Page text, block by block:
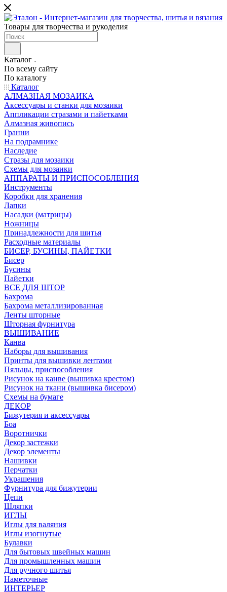
Товары для творчества и рукоделия
Каталог
По всему сайту
По каталогу
Каталог
АЛМАЗНАЯ МОЗАИКА
Аксессуары и станки для мозаики
Аппликации стразами и пайетками
Алмазная живопись
Гранни
На подрамнике
Наследие
Стразы для мозаики
Схемы для мозаики
АППАРАТЫ И ПРИСПОСОБЛЕНИЯ
Инструменты
Коробки для хранения
Лапки
Насадки (матрицы)
Ножницы
Принадлежности для шитья
Расходные материалы
БИСЕР, БУСИНЫ, ПАЙЕТКИ
Бисер
Бусины
Пайетки
ВСЕ ДЛЯ ШТОР
Бахрома
Бахрома металлизированная
Ленты шторные
Шторная фурнитура
ВЫШИВАНИЕ
Канва
Наборы для вышивания
Принты для вышивки лентами
Пяльцы, приспособления
Рисунок на канве (вышивка крестом)
Рисунок на ткани (вышивка бисером)
Схемы на бумаге
ДЕКОР
Бижутерия и аксессуары
Боа
Воротнички
Декор застежки
Декор элементы
Нашивки
Перчатки
Украшения
Фурнитура для бижутерии
Цепи
Шляпки
ИГЛЫ
Иглы для валяния
Иглы изогнутые
Булавки
Для бытовых швейных машин
Для промышленных машин
Для ручного шитья
Наметочные
ИНТЕРЬЕР